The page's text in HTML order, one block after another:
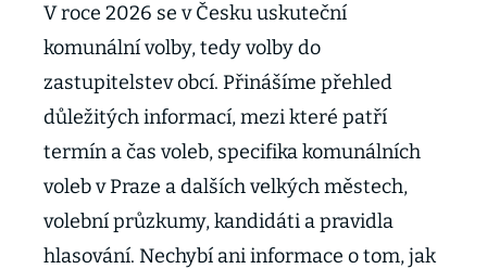
V roce 2026 se v Česku uskuteční
komunální volby, tedy volby do
zastupitelstev obcí. Přinášíme přehled
důležitých informací, mezi které patří
termín a čas voleb, specifika komunálních
voleb v Praze a dalších velkých městech,
volební průzkumy, kandidáti a pravidla
hlasování. Nechybí ani informace o tom, jak